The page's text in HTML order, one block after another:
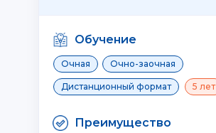
Обучение
Очная Очно-заочная
Дистанционный формат 5 лет
Преимущество